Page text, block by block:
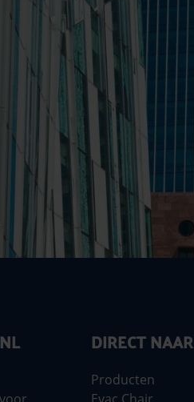
DIRECT NAAR
Producten
Evac Chair